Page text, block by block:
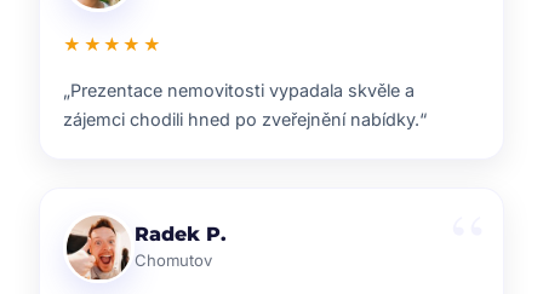
★★★★★
„Rychlá reakce, dobrý marketing a férové jednání.
Přesně takhle si představuji realitní služby.“
Pavel B.
Brno